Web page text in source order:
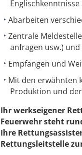
Abarbeiten
Zentrale
anfragen usw.)
Empfangen und
Mit den erwähnten
Produktion und
Ihr werkseigener
Feuerwehr steht
Ihre
Rettungsleitstelle